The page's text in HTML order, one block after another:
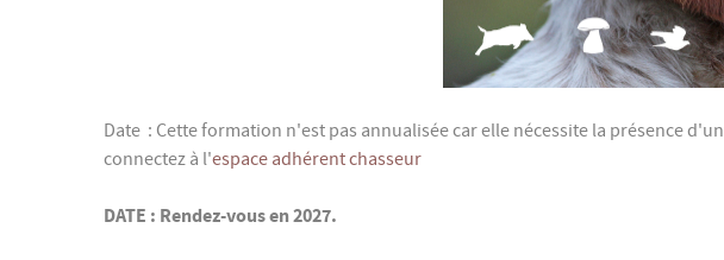
Date : Cette formation n'est pas annualisée car elle nécessite la présence
connectez à l'espace adhérent chasseur
DATE : Rendez-vous en 2027.